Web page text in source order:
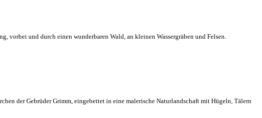
vorbei und durch einen wunderbaren Wald, an kleinen Wassergräben und Felsen.
der Gebrüder Grimm, eingebettet in eine malerische Naturlandschaft mit Hügeln, Tälern